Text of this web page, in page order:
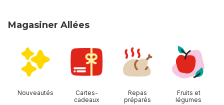
Magasiner Allées
Nouveautés
Cartes-
cadeaux
Repas
préparés
Fruits et
légumes